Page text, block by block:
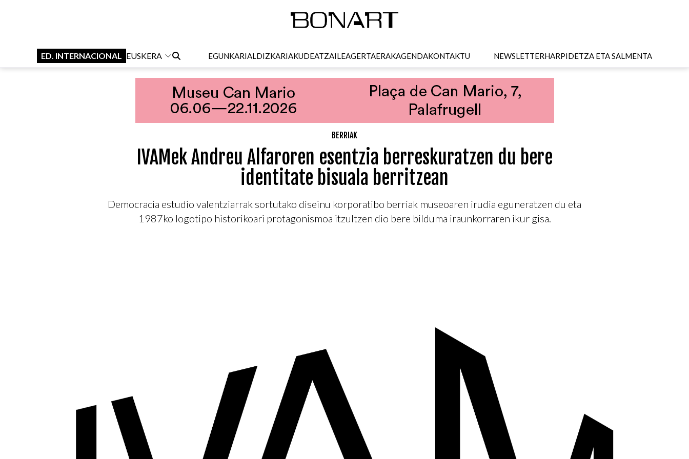
ED. INTERNACIONAL EUSKERA EGUNKARIALDIZKARIAKUDEATZAILEAGERTAERAKAGENDAKONTAKTU NEWSLETTERHARPIDETZA ETA SALMENTA
BERRIAK
IVAMek Andreu Alfaroren esentzia berreskuratzen du bere
identitate bisuala berritzean
Democracia estudio valentziarrak sortutako diseinu korporatibo berriak museoaren irudia eguneratzen du eta
1987ko logotipo historikoari protagonismoa itzultzen dio bere bilduma iraunkorraren ikur gisa.